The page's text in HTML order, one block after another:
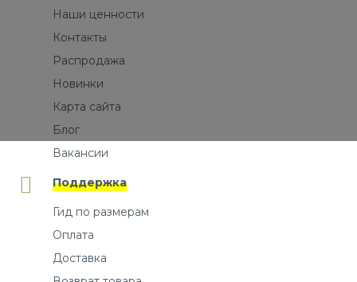
Наши ценности
Контакты
Распродажа
Новинки
Карта сайта
Блог
Вакансии
Поддержка
Гид по размерам
Оплата
Доставка